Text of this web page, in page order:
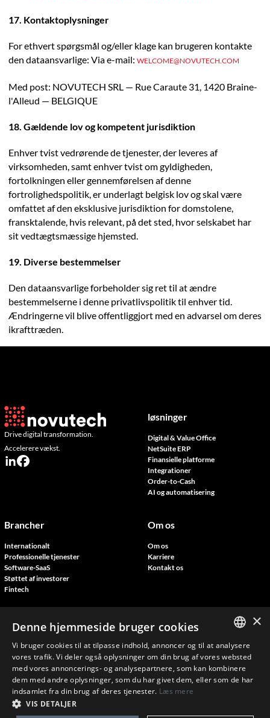
17. Kontaktoplysninger
For ethvert spørgsmål og/eller klage kan brugeren kontakte
den dataansvarlige: Via e-mail: WELCOME@NOVUTECH.COM
Med post: NOVUTECH SRL — Rue Caraute 31, 1420 Braine-
l'Alleud — BELGIQUE
18. Gældende lov og kompetent jurisdiktion
Enhver tvist vedrørende de tjenester, der leveres af
virksomheden, samt enhver tvist om gyldigheden,
fortolkningen eller gennemførelsen af denne
fortrolighedspolitik, er underlagt belgisk lov og skal være
omfattet af den eksklusive jurisdiktion for domstolene,
fransktalende, hvis relevant, på det sted, hvor selskabet har
sit vedtægtsmæssige hjemsted.
19. Diverse bestemmelser
Den dataansvarlige forbeholder sig ret til at ændre
bestemmelserne i denne privatlivspolitik til enhver tid.
Ændringerne vil blive offentliggjort med en advarsel om deres
ikrafttræden.
Drive digital transformation.
Accelerere vækst.
løsninger
Digital & Value Office
NetSuite ERP
Finansielle platforme
Integrationer
Order-to-Cash
AI og automatisering
Brancher
Internationalt
Professionelle tjenester
Software-SaaS
Støttet af investorer
Fintech
Om os
Om os
Karriere
Kontakt os
Resources
Blog
Kundehistorier
Deltag i vores events
Copyright © Novutech 2026 | Tous droits réservés
ENGLISH
FRENCH
×
Denne hjemmeside bruger cookies
Vi bruger cookies til at tilpasse indhold, annoncer og til at analysere
vores trafik. Vi deler også oplysninger om din brug af vores websted
med vores annoncerings- og analysepartnere, som kan kombinere
dem med andre oplysninger, som du har givet dem, eller som de har
indsamlet fra din brug af deres tjenester. Læs mere
VIS DETALJER